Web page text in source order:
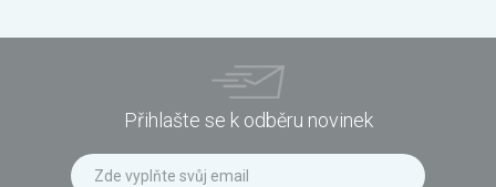
Přihlašte se k odběru novinek